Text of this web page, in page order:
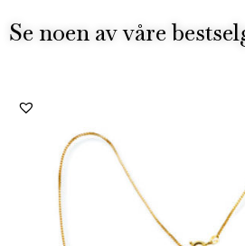
Se noen av våre